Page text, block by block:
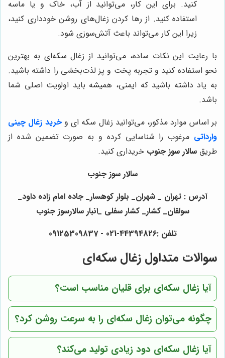
کنید. برای این کار، می‌توانید از آب، خاک و یا ماسه
استفاده کنید. از رها کردن زغال‌های روشن خودداری کنید،
زیرا این کار می‌تواند باعث آتش‌سوزی شود.
با رعایت این نکات ساده، می‌توانید از زغال سکه‌ای به بهترین
نحو استفاده کنید و تجربه پخت و پز لذت‌بخشی را داشته باشید.
به یاد داشته باشید که ایمنی، همیشه باید اولویت اصلی شما
باشد.
بر اساس موارد مذکور، می‌توانید زغال سکه ای وخرید زغال چینی
وارداتی مرغوب را شناسایی کرده و به صورت تضمین شده از
طریق سالار سوز جنوب خریداری کنید.
سالار سوز جنوب
آدرس : تهران _ شهران_ بلوار کوهسار_ جاده امام زاده داود_
سولقان_ کشار_ کشار سفلی _انبار سالارسوز جنوب
تلفن :44394826-021 - 09125309837
سوالات متداول زغال سکه‌ای
آیا زغال سکه‌ای برای قلیان مناسب است؟
چگونه می‌توان زغال سکه‌ای را به سرعت روشن کرد؟
آیا زغال سکه‌ای دود زیادی تولید می‌کند؟